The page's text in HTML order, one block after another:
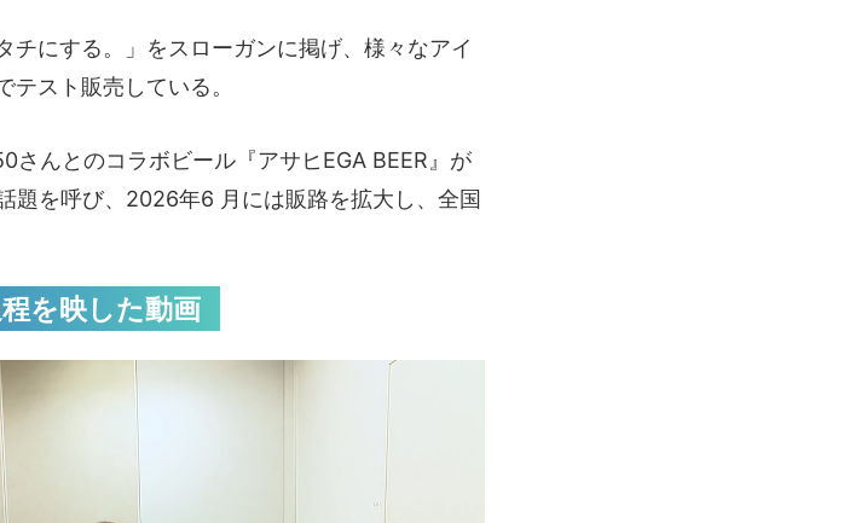
チにする。」をスローガンに掲げ、様々なアイ
スト販売している。
んとのコラボビール『アサヒEGA BEER』が
題を呼び、2026年6 月には販路を拡大し、全国
程を映した動画